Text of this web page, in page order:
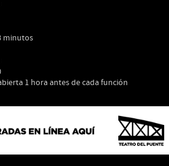
minutos
1 hora antes de cada función